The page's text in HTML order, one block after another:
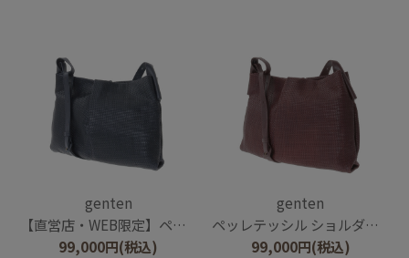
genten
【直営店・WEB限定】ペッレテッシル ショルダーバッグ
99,000円(税込)
genten
ペッレテッシル ショルダーバッグ
99,000円(税込)